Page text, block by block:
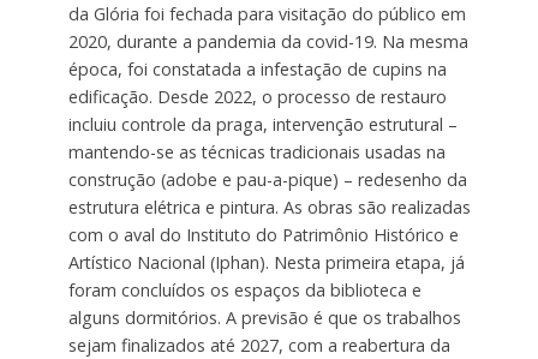
da Glória foi fechada para visitação do público em
2020, durante a pandemia da covid-19. Na mesma
época, foi constatada a infestação de cupins na
edificação. Desde 2022, o processo de restauro
incluiu controle da praga, intervenção estrutural –
mantendo-se as técnicas tradicionais usadas na
construção (adobe e pau-a-pique) – redesenho da
estrutura elétrica e pintura. As obras são realizadas
com o aval do Instituto do Patrimônio Histórico e
Artístico Nacional (Iphan). Nesta primeira etapa, já
foram concluídos os espaços da biblioteca e
alguns dormitórios. A previsão é que os trabalhos
sejam finalizados até 2027, com a reabertura da